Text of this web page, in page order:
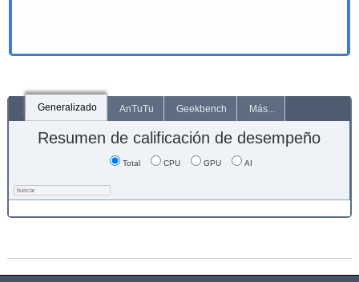
Generalizado AnTuTu Geekbench Más...
Resumen de calificación de desempeño
Total CPU GPU AI